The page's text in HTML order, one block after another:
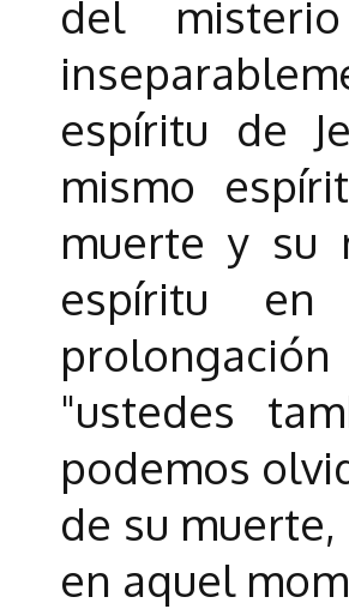
del
espíritu de
mismo
muerte y su
espíritu
"ustedes
podemos
de su
en aquel